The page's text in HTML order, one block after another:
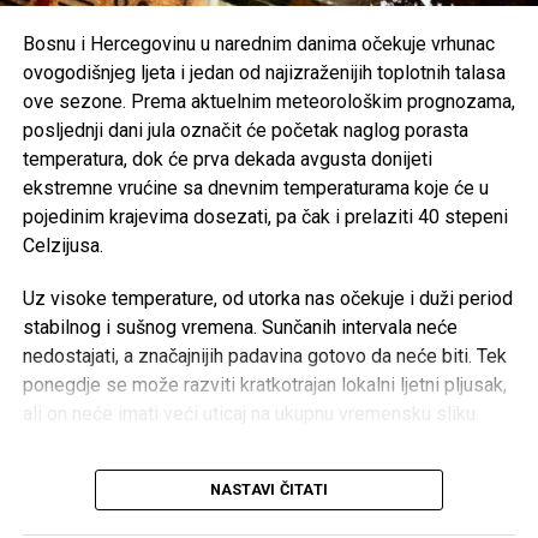
njihovim porodicama, naglašavajući da će prilika za muziku
i zabavu uvijek biti, dok izgubljeni životi ne mogu biti
vraćeni.
Brojni građani podržali su ovu odluku, ističući da u
trenucima kolektivne tuge solidarnost i suosjećanje moraju
biti ispred svih drugih interesa.
Rasprava koja se razvila na društvenim mrežama još
jednom je pokazala koliko je važno njegovati kulturu
empatije, poštovanja i odgovornosti, posebno u trenucima
kada cijela zajednica dijeli bol zbog nenadoknadivog
gubitka.
Tweet Share
Bosnu i Hercegovinu u narednim danima očekuje vrhunac
ovogodišnjeg ljeta i jedan od najizraženijih toplotnih talasa
ove sezone. Prema aktuelnim meteorološkim prognozama,
posljednji dani jula označit će početak naglog porasta
temperatura, dok će prva dekada avgusta donijeti
ekstremne vrućine sa dnevnim temperaturama koje će u
pojedinim krajevima dosezati, pa čak i prelaziti 40 stepeni
Celzijusa.
Uz visoke temperature, od utorka nas očekuje i duži period
stabilnog i sušnog vremena. Sunčanih intervala neće
nedostajati, a značajnijih padavina gotovo da neće biti. Tek
ponegdje se može razviti kratkotrajan lokalni ljetni pljusak,
ali on neće imati veći uticaj na ukupnu vremensku sliku.
Posebno će neugodne postati noći. Iako se dani
postepeno skraćuju, temperature će nastaviti rasti, pa će
NASTAVI ČITATI